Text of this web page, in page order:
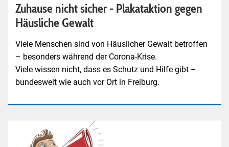
Zuhause nicht sicher - Plakataktion gegen
Häusliche Gewalt
Viele Menschen sind von Häuslicher Gewalt betroffen
– besonders während der Corona-Krise.
Viele wissen nicht, dass es Schutz und Hilfe gibt –
bundesweit wie auch vor Ort in Freiburg.